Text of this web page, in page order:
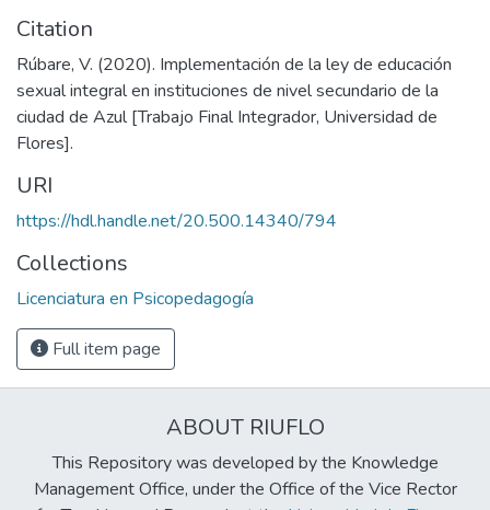
Citation
Rúbare, V. (2020). Implementación de la ley de educación
sexual integral en instituciones de nivel secundario de la
ciudad de Azul [Trabajo Final Integrador, Universidad de
Flores].
URI
https://hdl.handle.net/20.500.14340/794
Collections
Licenciatura en Psicopedagogía
Full item page
ABOUT RIUFLO
This Repository was developed by the Knowledge
Management Office, under the Office of the Vice Rector